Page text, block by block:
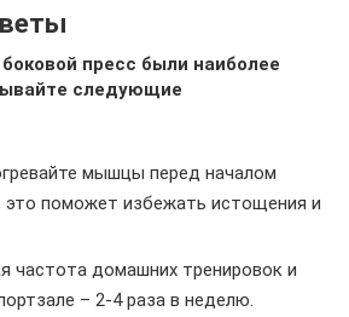
пресс были наиболее
следующие
мышцы перед началом
это поможет избежать истощения и
частота домашних тренировок и
– 2-4 раза в неделю.